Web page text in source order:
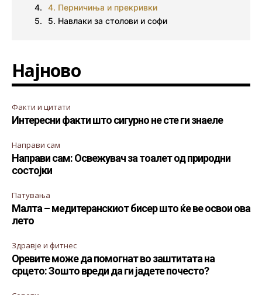
4. Перничиња и прекривки
5. Навлаки за столови и софи
Најново
Факти и цитати
Интересни факти што сигурно не сте ги знаеле
Направи сам
Направи сам: Освежувач за тоалет од природни
состојки
Патувања
Малта – медитеранскиот бисер што ќе ве освои ова
лето
Здравје и фитнес
Оревите може да помогнат во заштитата на
срцето: Зошто вреди да ги јадете почесто?